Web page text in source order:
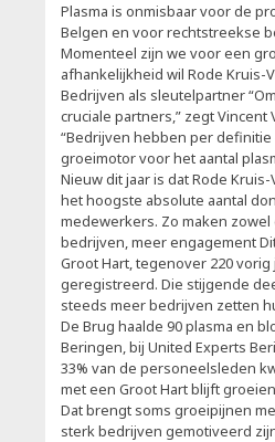
Plasma is onmisbaar voor de
Belgen en voor rechtstreekse
Momenteel zijn we voor een
afhankelijkheid wil Rode
Bedrijven als sleutelpartner
cruciale partners,” zegt
“Bedrijven hebben per
groeimotor voor het aantal
Nieuw dit jaar is dat Rode
het hoogste absolute aantal
medewerkers. Zo maken
bedrijven, meer engagement
Groot Hart, tegenover 220
geregistreerd. Die stijgende
steeds meer bedrijven zetten
De Brug haalde 90 plasma en
Beringen, bij United Experts
33% van de personeelsleden
met een Groot Hart blijft
Dat brengt soms groeipijnen
sterk bedrijven gemotiveerd